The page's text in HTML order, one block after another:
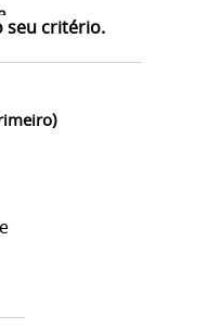
seu critério.